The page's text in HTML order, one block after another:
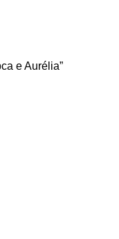
e Aurélia”